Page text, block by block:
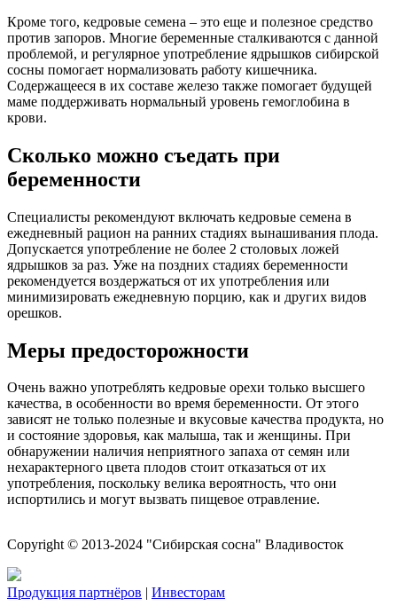
Кроме того, кедровые семена – это еще и полезное средство
против запоров. Многие беременные сталкиваются с данной
проблемой, и регулярное употребление ядрышков сибирской
сосны помогает нормализовать работу кишечника.
Содержащееся в их составе железо также помогает будущей
маме поддерживать нормальный уровень гемоглобина в
крови.
Сколько можно съедать при
беременности
Специалисты рекомендуют включать кедровые семена в
ежедневный рацион на ранних стадиях вынашивания плода.
Допускается употребление не более 2 столовых ложей
ядрышков за раз. Уже на поздних стадиях беременности
рекомендуется воздержаться от их употребления или
минимизировать ежедневную порцию, как и других видов
орешков.
Меры предосторожности
Очень важно употреблять кедровые орехи только высшего
качества, в особенности во время беременности. От этого
зависят не только полезные и вкусовые качества продукта, но
и состояние здоровья, как малыша, так и женщины. При
обнаружении наличия неприятного запаха от семян или
нехарактерного цвета плодов стоит отказаться от их
употребления, поскольку велика вероятность, что они
испортились и могут вызвать пищевое отравление.
Copyright © 2013-2024 "Сибирская сосна" Владивосток
Продукция партнёров | Инвесторам